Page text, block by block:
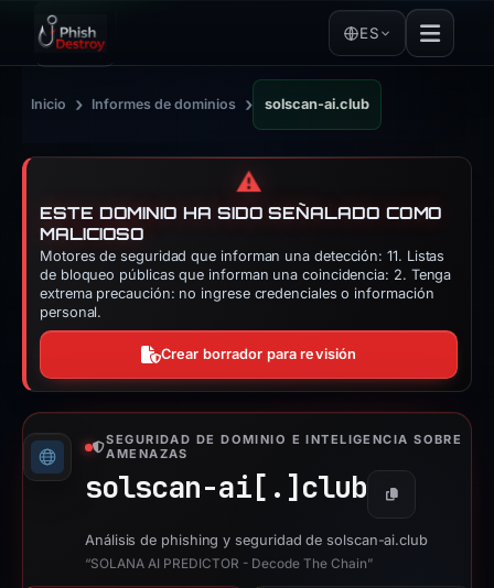
ES
Inicio › Informes de dominios › solscan-ai.club
⚠️
ESTE DOMINIO HA SIDO SEÑALADO COMO
MALICIOSO
Motores de seguridad que informan una detección: 11. Listas
de bloqueo públicas que informan una coincidencia: 2. Tenga
extrema precaución: no ingrese credenciales o información
personal.
Crear borrador para revisión
SEGURIDAD DE DOMINIO E INTELIGENCIA SOBRE
AMENAZAS
solscan-ai[.] club Copiar
Análisis de phishing y seguridad de solscan-ai.club
“SOLANA AI PREDICTOR - Decode The Chain”